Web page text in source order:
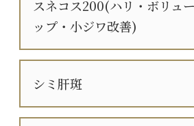
スネコス200(ハリ・ボリュ
ップ・小ジワ改善)
シミ肝斑